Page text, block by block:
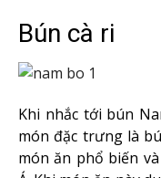
Bún cà ri
Khi nhắc tới bún
món đặc trưng là
món ăn phổ biến